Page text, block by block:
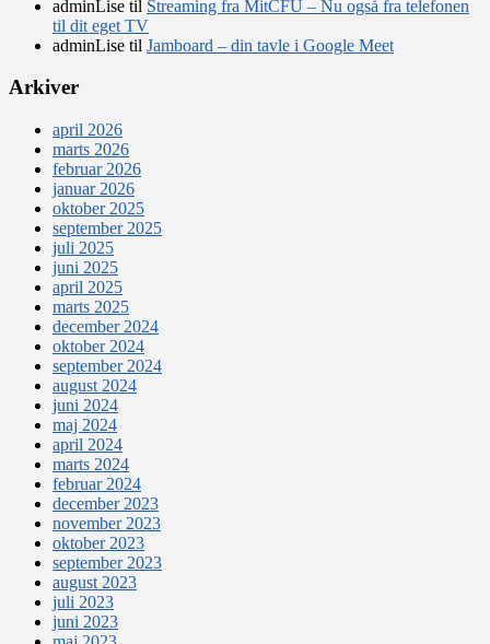
adminLise til Streaming fra MitCFU – Nu også fra telefonen
til dit eget TV
adminLise til Jamboard – din tavle i Google Meet
Arkiver
april 2026
marts 2026
februar 2026
januar 2026
oktober 2025
september 2025
juli 2025
juni 2025
april 2025
marts 2025
december 2024
oktober 2024
september 2024
august 2024
juni 2024
maj 2024
april 2024
marts 2024
februar 2024
december 2023
november 2023
oktober 2023
september 2023
august 2023
juli 2023
juni 2023